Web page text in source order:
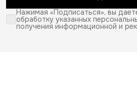
Нажимая «Подписаться», вы
обработку указанных
получения информационной и